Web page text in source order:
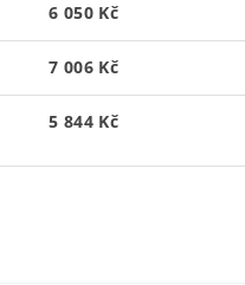
6 050 Kč
7 006 Kč
5 844 Kč